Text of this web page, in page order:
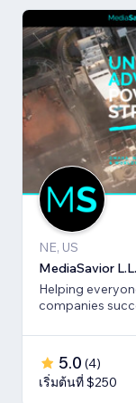
NE, US
MediaSavior
Helping
companies
5.0 (4)
เริ่มต้นที่ $250